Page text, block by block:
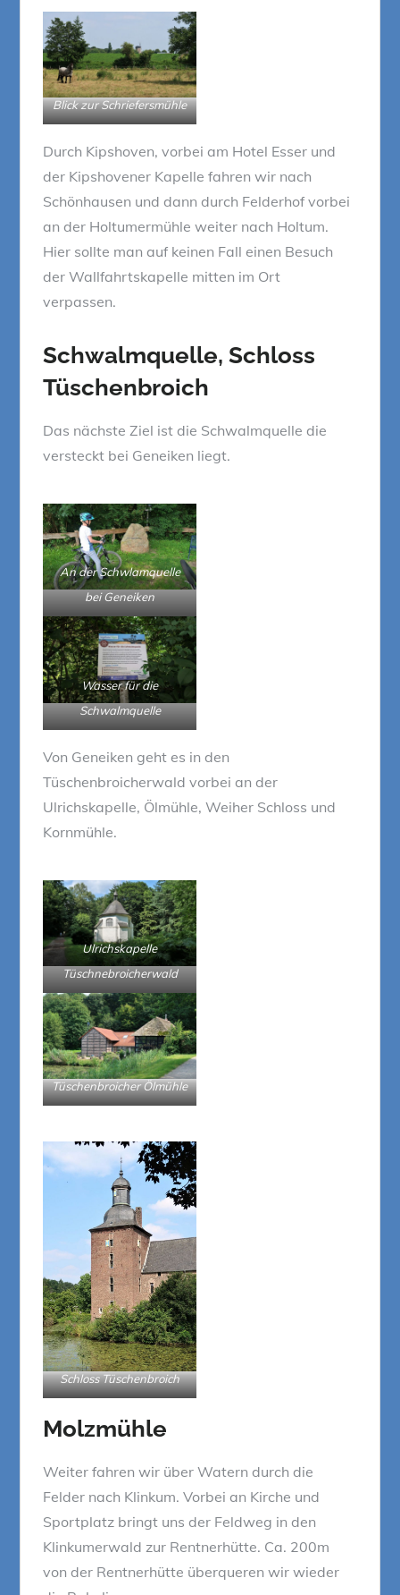
Blick zur Schriefersmühle
Durch Kipshoven, vorbei am Hotel Esser und
der Kipshovener Kapelle fahren wir nach
Schönhausen und dann durch Felderhof vorbei
an der Holtumermühle weiter nach Holtum.
Hier sollte man auf keinen Fall einen Besuch
der Wallfahrtskapelle mitten im Ort
verpassen.
Schwalmquelle, Schloss
Tüschenbroich
Das nächste Ziel ist die Schwalmquelle die
versteckt bei Geneiken liegt.
An der Schwlamquelle
bei Geneiken
Wasser für die
Schwalmquelle
Von Geneiken geht es in den
Tüschenbroicherwald vorbei an der
Ulrichskapelle, Ölmühle, Weiher Schloss und
Kornmühle.
Ulrichskapelle
Tüschnebroicherwald
Tüschenbroicher Ölmühle
Schloss Tüschenbroich
Molzmühle
Weiter fahren wir über Watern durch die
Felder nach Klinkum. Vorbei an Kirche und
Sportplatz bringt uns der Feldweg in den
Klinkumerwald zur Rentnerhütte. Ca. 200m
von der Rentnerhütte überqueren wir wieder